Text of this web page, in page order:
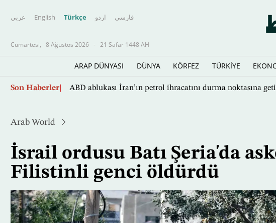
عربي English Türkçe اردو فارسى
Cumartesi, 8 Ağustos 2026 - 21 Safar 1448 AH
ARAP DÜNYASI DÜNYA KÖRFEZ TÜRKİYE
Ana
Son Haberler
Arab World
İsrail ordusu Batı Şeria'da
Filistinli genci öldürdü